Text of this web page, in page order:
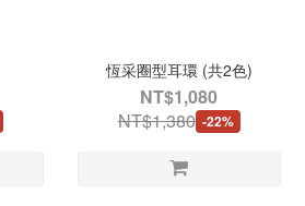
恆采圈型耳環 (共2色)
NT$1,080
NT$1,380 -22%